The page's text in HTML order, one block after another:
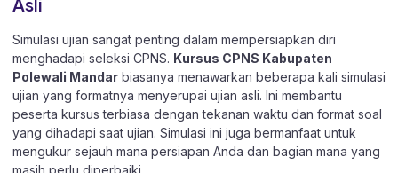
Simulasi ujian sangat penting dalam mempersiapkan diri
menghadapi seleksi CPNS. Kursus CPNS Kabupaten
Polewali Mandar biasanya menawarkan beberapa kali simulasi
ujian yang formatnya menyerupai ujian asli. Ini membantu
peserta kursus terbiasa dengan tekanan waktu dan format soal
yang dihadapi saat ujian. Simulasi ini juga bermanfaat untuk
mengukur sejauh mana persiapan Anda dan bagian mana yang
masih perlu diperbaiki.